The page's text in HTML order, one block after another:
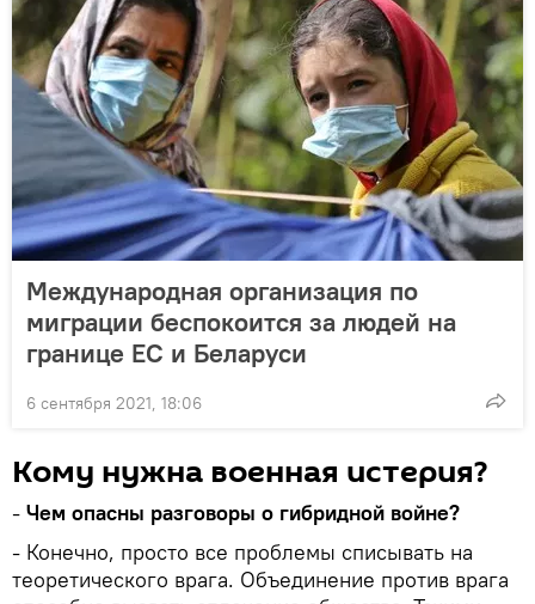
Международная организация по
миграции беспокоится за людей на
границе ЕС и Беларуси
6 сентября 2021, 18:06
Кому нужна военная истерия?
- Чем опасны разговоры о гибридной войне?
- Конечно, просто все проблемы списывать на
теоретического врага. Объединение против врага